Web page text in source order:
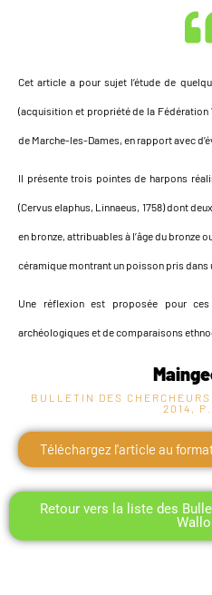
Cet article a pour sujet l’étude de
(acquisition et propriété de la
de Marche-les-Dames, en rapport avec
Il présente trois pointes de harpons
(Cervus elaphus, Linnaeus, 1758) dont
en bronze, attribuables à l’âge du bronze
céramique montrant un poisson pris dans
Une réflexion est proposée pour
archéologiques et de comparaisons
BULLETIN DES
2014,
Téléchargez l'article au
Retour vers la liste des